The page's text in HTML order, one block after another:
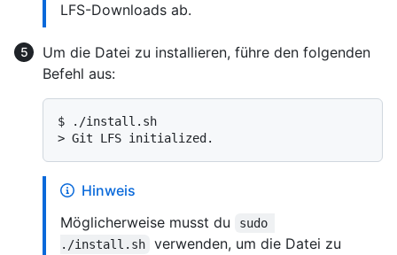
LFS-Downloads ab.
Um die Datei zu installieren, führe den folgenden
Befehl aus:
$
./install.sh
> Git LFS initialized.
Hinweis
Möglicherweise musst du
sudo
./install.sh
verwenden, um die Datei zu